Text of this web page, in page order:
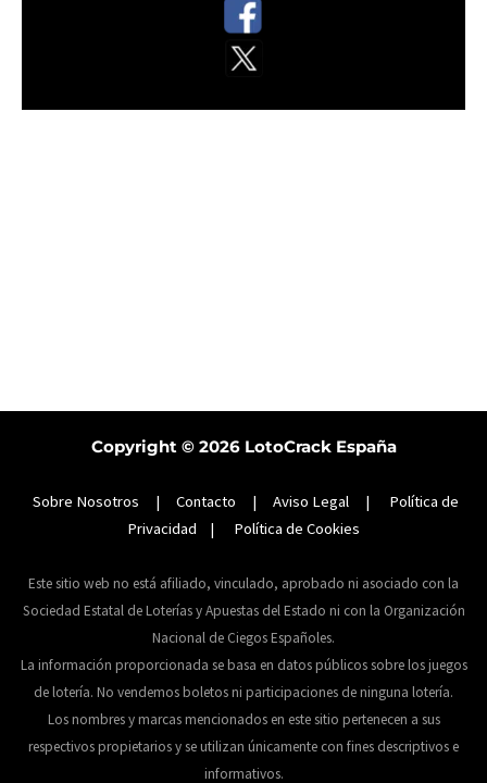
Copyright © 2026 LotoCrack España
Sobre Nosotros | Contacto | Aviso Legal | Política de
Privacidad | Política de Cookies
Este sitio web no está afiliado, vinculado, aprobado ni asociado con la
Sociedad Estatal de Loterías y Apuestas del Estado ni con la Organización
Nacional de Ciegos Españoles.
La información proporcionada se basa en datos públicos sobre los juegos
de lotería. No vendemos boletos ni participaciones de ninguna lotería.
Los nombres y marcas mencionados en este sitio pertenecen a sus
respectivos propietarios y se utilizan únicamente con fines descriptivos e
informativos.